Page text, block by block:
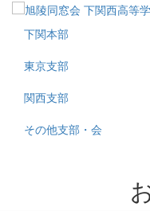
下関本部
東京支部
関西支部
その他支部・会